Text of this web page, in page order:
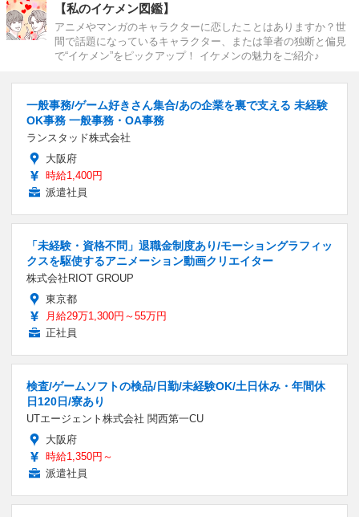
【私のイケメン図鑑】
アニメやマンガのキャラクターに恋したことはありますか？世
間で話題になっているキャラクター、または筆者の独断と偏見
で“イケメン”をピックアップ！ イケメンの魅力をご紹介♪
一般事務/ゲーム好きさん集合/あの企業を裏で支える 未経験
OK事務 一般事務・OA事務
ランスタッド株式会社
大阪府
時給1,400円
派遣社員
「未経験・資格不問」退職金制度あり/モーショングラフィッ
クスを駆使するアニメーション動画クリエイター
株式会社RIOT GROUP
東京都
月給29万1,300円～55万円
正社員
検査/ゲームソフトの検品/日勤/未経験OK/土日休み・年間休
日120日/寮あり
UTエージェント株式会社 関西第一CU
大阪府
時給1,350円～
派遣社員